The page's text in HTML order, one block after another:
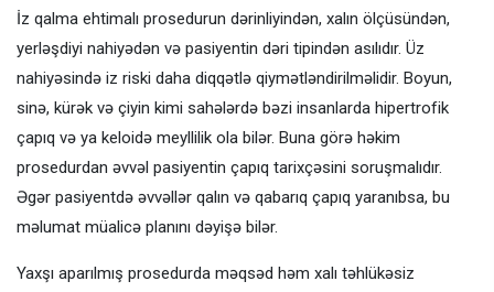
İz qalma ehtimalı prosedurun dərinliyindən, xalın ölçüsündən,
yerləşdiyi nahiyədən və pasiyentin dəri tipindən asılıdır. Üz
nahiyəsində iz riski daha diqqətlə qiymətləndirilməlidir. Boyun,
sinə, kürək və çiyin kimi sahələrdə bəzi insanlarda hipertrofik
çapıq və ya keloidə meyllilik ola bilər. Buna görə həkim
prosedurdan əvvəl pasiyentin çapıq tarixçəsini soruşmalıdır.
Əgər pasiyentdə əvvəllər qalın və qabarıq çapıq yaranıbsa, bu
məlumat müalicə planını dəyişə bilər.
Yaxşı aparılmış prosedurda məqsəd həm xalı təhlükəsiz